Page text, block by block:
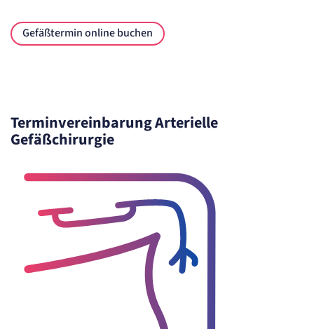
Gefäßtermin online buchen
Terminvereinbarung Arterielle
Gefäßchirurgie